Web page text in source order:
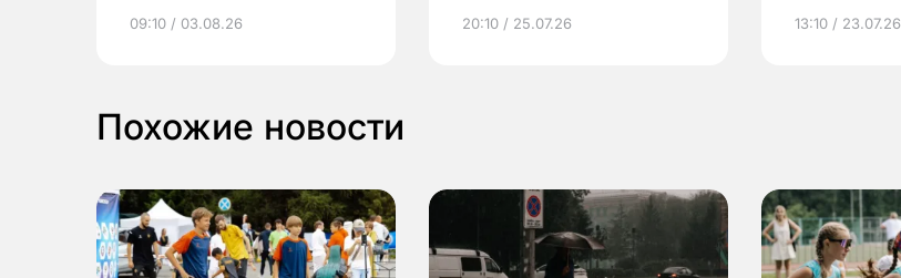
выиграть призы
09:10 / 03.08.26 20:10 / 25.07.26
по ОМС!
13:10 / 23.07.26
Похожие новости